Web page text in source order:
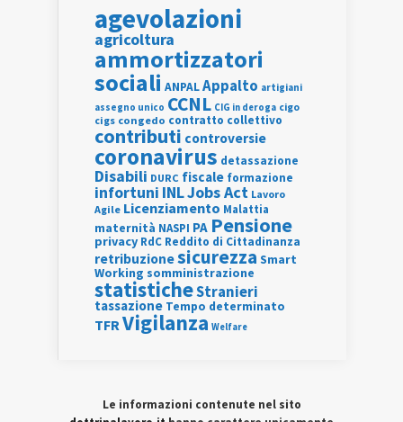
agevolazioni
agricoltura
ammortizzatori
sociali ANPALAppalto artigiani
assegno unico CCNL CIG in deroga cigo
cigs congedo contratto collettivo
contributi controversie
coronavirus detassazione
Disabili DURC fiscale formazione
infortuni INLJobs Act Lavoro
Agile Licenziamento Malattia
maternità NASPI PA Pensione
privacy RdC Reddito di Cittadinanza
retribuzionesicurezza Smart
Working somministrazione
statisticheStranieri
tassazione Tempo determinato
TFR Vigilanza Welfare
Le informazioni contenute nel sito